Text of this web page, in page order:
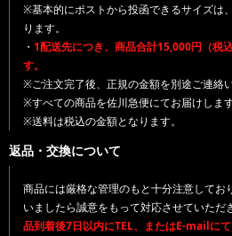
※基本的にポストから投函できるサイズは
ります。
・ 1配送先につき、商品合計15,000円（税
す。
※ご注文完了後、正規の金額を別途ご連絡い
※すべての商品を佐川急便にてお届けします
※送料は税込の金額となります。
返品・交換について
商品には厳格な管理のもと十分注意してお
いましたら誠意をもって対応させていただ
品到着後7日以内にTEL、またはE-mailにて